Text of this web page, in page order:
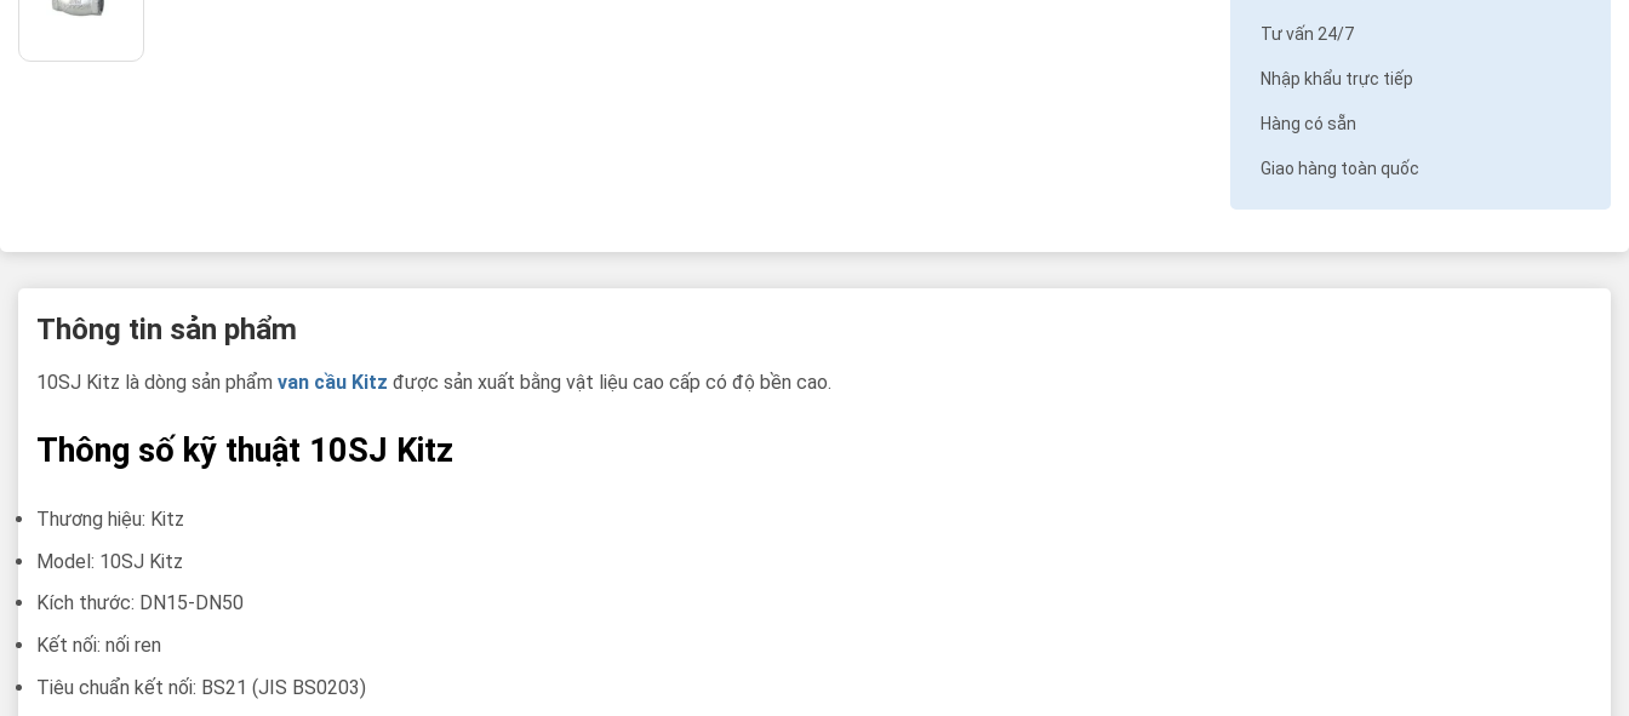
Tư vấn 24/7
Nhập khẩu trực tiếp
Hàng có sẵn
Giao hàng toàn quốc
Thông tin sản phẩm
10SJ Kitz là dòng sản phẩm van cầu Kitz được sản xuất bằng vật liệu cao cấp có độ bền cao.
Thông số kỹ thuật 10SJ Kitz
Thương hiệu: Kitz
Model: 10SJ Kitz
Kích thước: DN15-DN50
Kết nối: nối ren
Tiêu chuẩn kết nối: BS21 (JIS BS0203)